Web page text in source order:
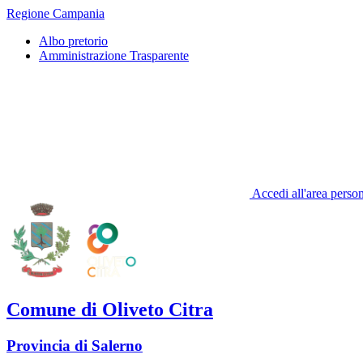
Regione Campania
Albo pretorio
Amministrazione Trasparente
Accedi all'area
Comune di Oliveto Citra
Provincia di Salerno